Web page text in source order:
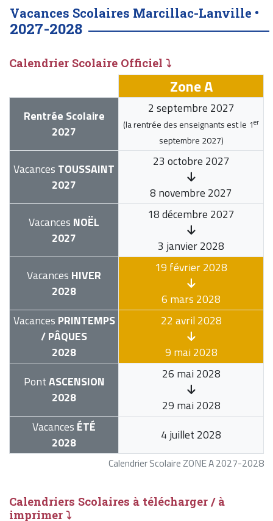
Vacances Scolaires Marcillac-Lanville •
2027-2028
Calendrier Scolaire Officiel ⤵
Calendrier Scolaire ZONE A 2027-2028
Zone A
Rentrée Scolaire
2027
2 septembre 2027
(la rentrée des enseignants est le 1er
septembre 2027)
Vacances TOUSSAINT
2027
23 octobre 2027
8 novembre 2027
Vacances NOËL
2027
18 décembre 2027
3 janvier 2028
Vacances HIVER
2028
19 février 2028
6 mars 2028
Vacances PRINTEMPS
/ PÂQUES
2028
22 avril 2028
9 mai 2028
PontASCENSION
2028
26 mai 2028
29 mai 2028
Vacances ÉTÉ
2028
4 juillet 2028
Calendriers Scolaires à télécharger / à
imprimer ⤵